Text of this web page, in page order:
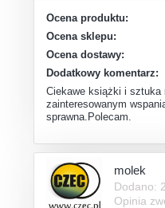
Ocena produktu:
Ocena sklepu:
Ocena dostawy:
Dodatkowy komentarz:
Ciekawe książki i sztuka
zainteresowanym
sprawna.Polecam.
molek
Dodano:
Opinia